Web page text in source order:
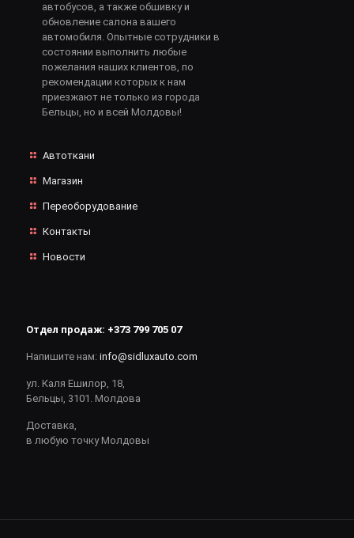
автобусов, а также обшивку и
обновление салона вашего
автомобиля. Опытные сотрудники в
состоянии выполнить любые
пожелания наших клиентов, по
рекомендации которых к нам
приезжают не только из города
Бельцы, но и всей Молдовы!
Автоткани
Магазин
Переоборудование
Контакты
Новости
Отдел продаж: +373 799 705 07
Напишите нам: info@sidluxauto.com
ул. Каля Ешилор, 18,
Бельцы, 3101. Молдова
Доставка,
в любую точку Молдовы